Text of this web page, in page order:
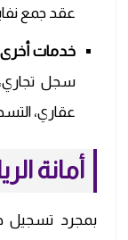
عقد جمع
خدمات
سجل
عقاري،
أمانة
بمجرد